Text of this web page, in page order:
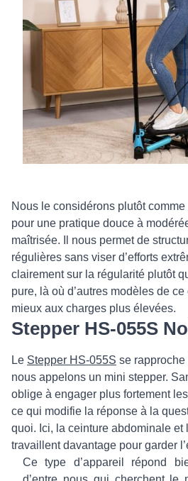
Nous le considérons plutôt
pour une pratique douce à
maîtrisée. Il nous permet de
régulières sans viser d’efforts
clairement sur la régularité plutôt
pure, là où d’autres modèles de
mieux aux charges plus élevées.
Stepper HS-055S
Le Stepper HS-055S se
nous appelons un mini stepper.
oblige à engager plus fortement
ce qui modifie la réponse à la
quoi. Ici, la ceinture abdominale et
travaillent davantage pour garder
Ce type d’appareil répond